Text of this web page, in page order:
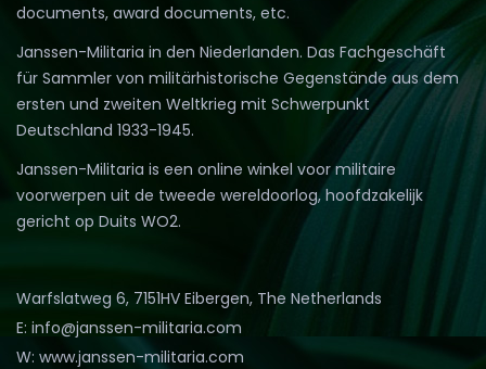
documents, award documents, etc.
Janssen-Militaria in den Niederlanden. Das Fachgeschäft
für Sammler von militärhistorische Gegenstände aus dem
ersten und zweiten Weltkrieg mit Schwerpunkt
Deutschland 1933-1945.
Janssen-Militaria is een online winkel voor militaire
voorwerpen uit de tweede wereldoorlog, hoofdzakelijk
gericht op Duits WO2.
Warfslatweg 6, 7151HV Eibergen, The Netherlands
E: info@janssen-militaria.com
W: www.janssen-militaria.com